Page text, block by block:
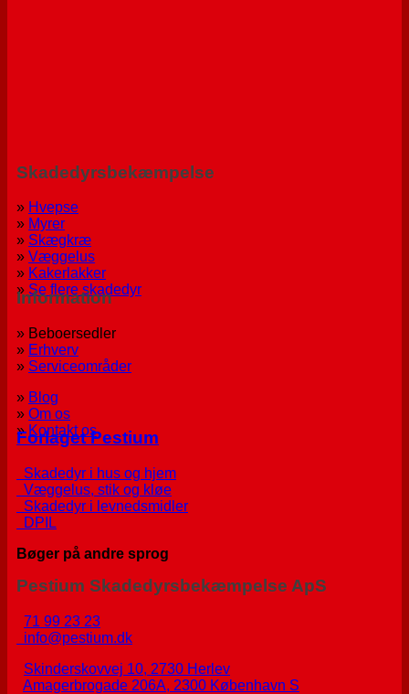
Skadedyrsbekæmpelse
» Hvepse
» Myrer
» Skægkræ
» Væggelus
» Kakerlakker
» Se flere skadedyr
Information
» Beboersedler
» Erhverv
» Serviceområder
» Blog
» Om os
» Kontakt os
Forlaget Pestium
Skadedyr i hus og hjem
Væggelus, stik og kløe
Skadedyr i levnedsmidler
DPIL
Bøger på andre sprog
Pestium Skadedyrsbekæmpelse ApS
71 99 23 23
info@pestium.dk
Skinderskovvej 10, 2730 Herlev
Amagerbrogade 206A, 2300 København S